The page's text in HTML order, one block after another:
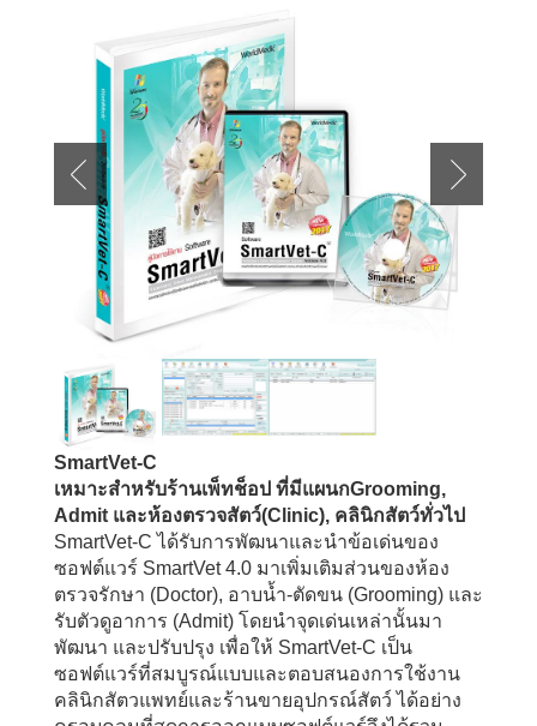
SmartVet-C
เหมาะสำหรับร้านเพ็ทช็อป ที่มีแผนกGrooming,
Admit และห้องตรวจสัตว์(Clinic), คลินิกสัตว์ทั่วไป
SmartVet-C ได้รับการพัฒนาและนำข้อเด่นของ
ซอฟต์แวร์ SmartVet 4.0 มาเพิ่มเติมส่วนของห้อง
ตรวจรักษา (Doctor), อาบน้ำ-ตัดขน (Grooming) และ
รับตัวดูอาการ (Admit) โดยนำจุดเด่นเหล่านั้นมา
พัฒนา และปรับปรุง เพื่อให้ SmartVet-C เป็น
ซอฟต์แวร์ที่สมบูรณ์แบบและตอบสนองการใช้งาน
คลินิกสัตวแพทย์และร้านขายอุปกรณ์สัตว์ ได้อย่าง